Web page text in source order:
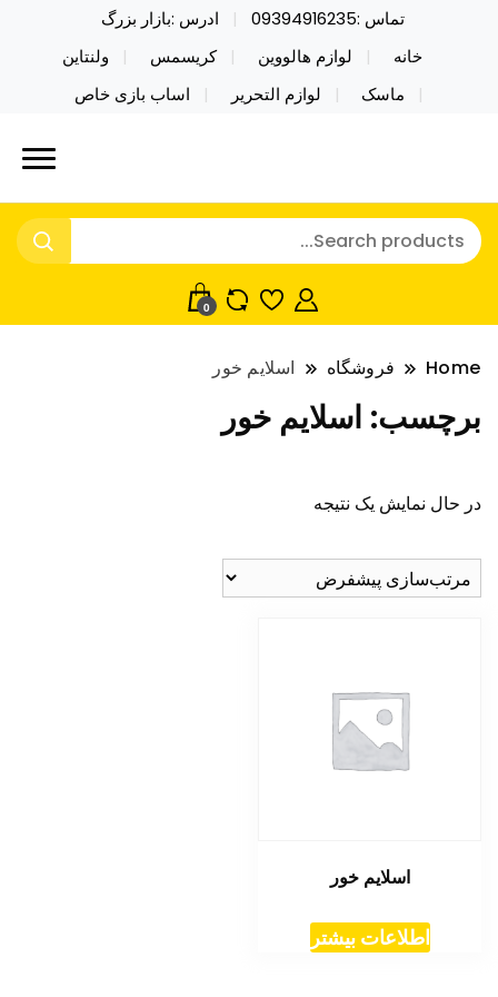
تماس :09394916235
ادرس :بازار بزرگ
خانه
لوازم هالووین کریسمس
ولنتاین
ماسک
لوازم التحریر اساب بازی خاص
نایکر توی فروش عمده لوازم هالووین
ولن تاین کادویی کریسمس اکسسوری
خرید محصولات خاص فیجت اسباب بازی تراول ماگ نایکر
توی فروش عمده لوازم هالووین ولن تاین کادویی
کریسمس اکسسوری ماسک در واردات مستقیم
0
Home فروشگاه اسلایم خور
برچسب: اسلایم خور
در حال نمایش یک نتیجه
اسلایم خور
اطلاعات بیشتر